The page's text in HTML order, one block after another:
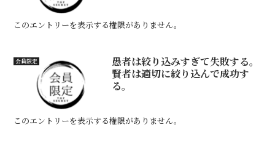
このエントリーを表示する権限がありません。
会員限定
愚者は絞り込みすぎて失敗する。
賢者は適切に絞り込んで成功す
る。
このエントリーを表示する権限がありません。